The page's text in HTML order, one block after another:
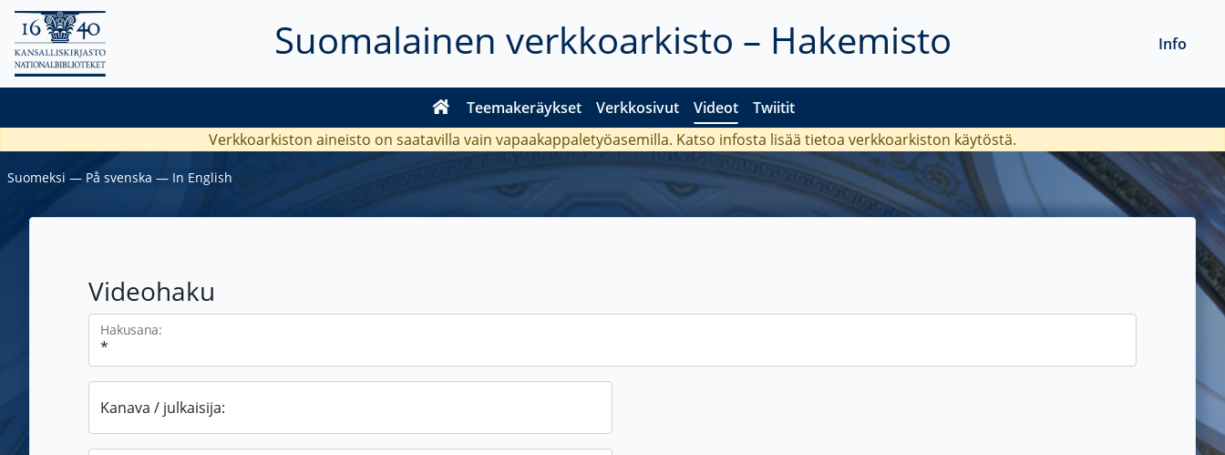
Suomalainen verkkoarkisto – Hakemisto
Teemakeräykset Verkkosivut Videot Twiitit
Info
Verkkoarkiston aineisto on saatavilla vain vapaakappaletyöasemilla. Katso infosta lisää tietoa verkkoarkiston käytöstä.
Suomeksi ― På svenska ― In English
Videohaku
Hakusana:
Kanava / julkaisija: